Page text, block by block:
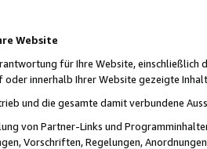
Website
für Ihre Website,
innerhalb Ihrer Website gezeigte
und die gesamte damit verbundene
von Partner-Links und
Vorschriften, Regelungen,